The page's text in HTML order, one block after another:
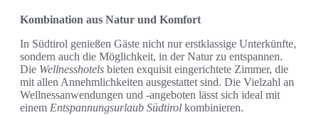
Kombination aus Natur und Komfort
In Südtirol genießen Gäste nicht nur erstklassige Unterkünfte,
sondern auch die Möglichkeit, in der Natur zu entspannen.
Die Wellnesshotels bieten exquisit eingerichtete Zimmer, die
mit allen Annehmlichkeiten ausgestattet sind. Die Vielzahl an
Wellnessanwendungen und -angeboten lässt sich ideal mit
einem Entspannungsurlaub Südtirol kombinieren.